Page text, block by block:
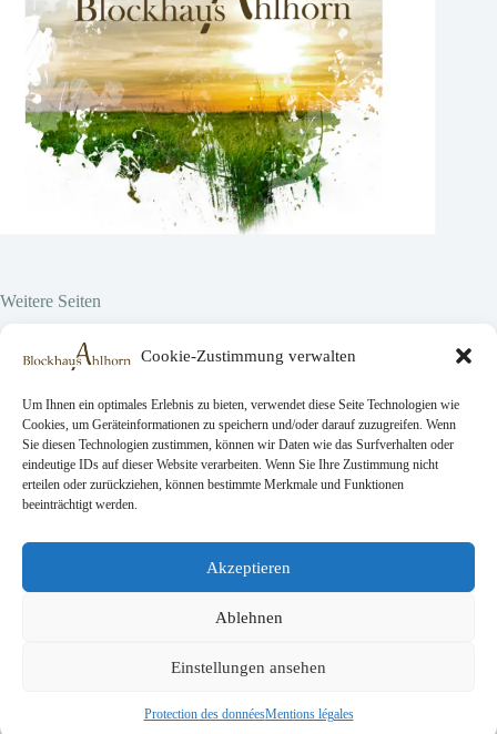
Cookie-Zustimmung verwalten
Um Ihnen ein optimales Erlebnis zu bieten, verwendet diese Seite Technologien wie
Cookies, um Geräteinformationen zu speichern und/oder darauf zuzugreifen. Wenn
Sie diesen Technologien zustimmen, können wir Daten wie das Surfverhalten oder
eindeutige IDs auf dieser Website verarbeiten. Wenn Sie Ihre Zustimmung nicht
erteilen oder zurückziehen, können bestimmte Merkmale und Funktionen
beeinträchtigt werden.
Akzeptieren
Ablehnen
Einstellungen ansehen
Protection des donnéesMentions légales
Weitere Seiten
Projekte
Über uns
Emplois
Rechtliche Seiten
AGB
Impressionum
Demande de réservation